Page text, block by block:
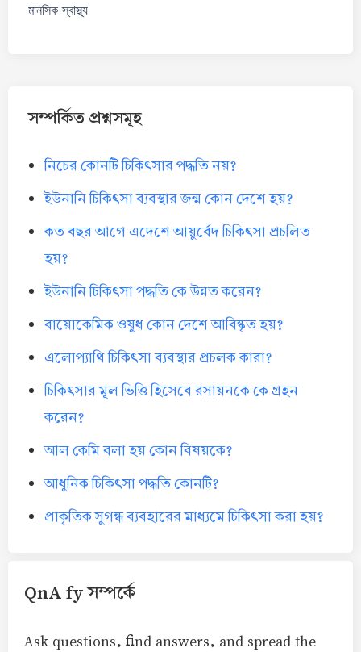
মানসিক স্বাস্থ্য
সম্পর্কিত প্রশ্নসমূহ
নিচের কোনটি চিকিৎসার পদ্ধতি নয়?
ইউনানি চিকিৎসা ব্যবস্থার জন্ম কোন দেশে হয়?
কত বছর আগে এদেশে আয়ুর্বেদ চিকিৎসা প্রচলিত
হয়?
ইউনানি চিকিৎসা পদ্ধতি কে উন্নত করেন?
বায়োকেমিক ওষুধ কোন দেশে আবিষ্কৃত হয়?
এলোপ্যাথি চিকিৎসা ব্যবস্থার প্রচলক কারা?
চিকিৎসার মূল ভিত্তি হিসেবে রসায়নকে কে গ্রহন
করেন?
আল কেমি বলা হয় কোন বিষয়কে?
আধুনিক চিকিৎসা পদ্ধতি কোনটি?
প্রাকৃতিক সুগন্ধ ব্যবহারের মাধ্যমে চিকিৎসা করা হয়?
QnA fy সম্পর্কে
Ask questions, find answers, and spread the